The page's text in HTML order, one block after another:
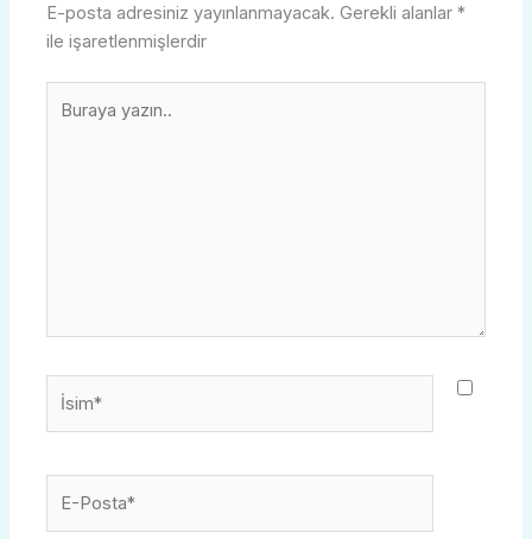
E-posta adresiniz yayınlanmayacak. Gerekli alanlar*
ile işaretlenmişlerdir
yazın..
İsim*
Posta*